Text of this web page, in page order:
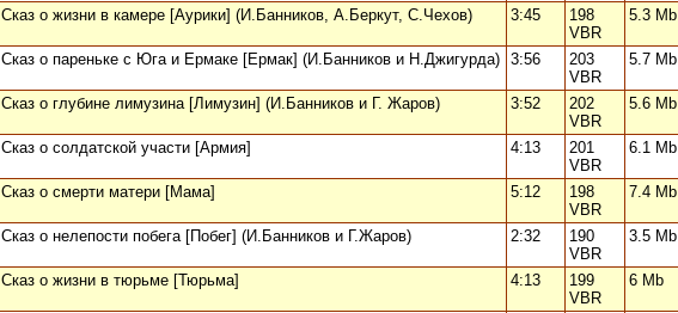
Сказ о жизни в камере [Аурики] (И.Банников, А.Беркут, С.Чехов) 3:45
198
VBR
5.3 Mb
Сказ о пареньке с Юга и Ермаке [Ермак] (И.Банников и Н.Джигурда) 3:56
203
VBR
5.7 Mb
Сказ о глубине лимузина [Лимузин] (И.Банников и Г. Жаров) 3:52
202
VBR
5.6 Mb
Сказ о солдатской участи [Армия] 4:13
201
VBR
6.1 Mb
Сказ о смерти матери [Мама] 5:12
198
VBR
7.4 Mb
Сказ о нелепости побега [Побег] (И.Банников и Г.Жаров) 2:32
190
VBR
3.5 Mb
Сказ о жизни в тюрьме [Тюрьма] 4:13
199
VBR
6 Mb